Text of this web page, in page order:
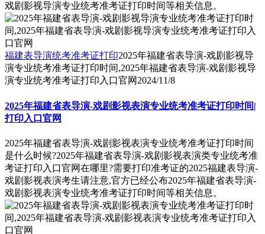
戏剧影视导演专业统考准考证打印时间等相关信息。
福建表导演统考准考证打印2025年福建省表导演-戏剧影视导
演专业统考准考证打印时间,2025年福建省表导演-戏剧影视导
演专业统考准考证打印入口官网2024/11/8
2025年福建省表导演-戏剧影视表演专业统考准考证打印时间|
打印入口官网
2025年福建省表导演-戏剧影视表演专业统考准考证打印时间
是什么时候?2025年福建省表导演-戏剧影视表演类专业统考准
考证打印入口官网在哪里?需要打印准考证的2025福建表导演-
戏剧影视表演考生请注意,官方已经公布2025年福建省表导演-
戏剧影视表演专业统考准考证打印时间等相关信息。